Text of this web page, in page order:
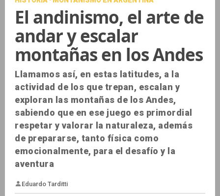
El andinismo, el arte de
andar y escalar
montañas en los Andes
Llamamos así, en estas latitudes, a la
actividad de los que trepan, escalan y
exploran las montañas de los Andes,
sabiendo que en ese juego es primordial
respetar y valorar la naturaleza, además
de prepararse, tanto física como
emocionalmente, para el desafío y la
aventura